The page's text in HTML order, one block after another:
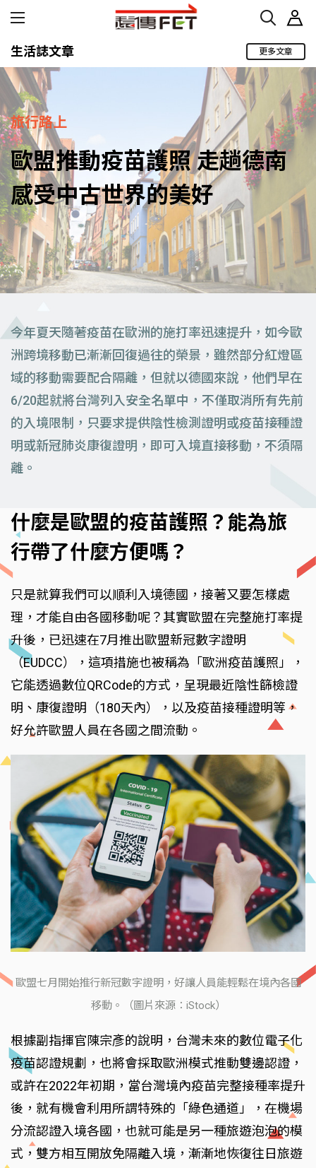
生活誌文章 更多文章
旅行路上
歐盟推動疫苗護照 走趟德南
感受中古世界的美好
今年夏天隨著疫苗在歐洲的施打率迅速提升，如今歐
洲跨境移動已漸漸回復過往的榮景，雖然部分紅燈區
域的移動需要配合隔離，但就以德國來說，他們早在
6/20起就將台灣列入安全名單中，不僅取消所有先前
的入境限制，只要求提供陰性檢測證明或疫苗接種證
明或新冠肺炎康復證明，即可入境直接移動，不須隔
離。
什麼是歐盟的疫苗護照？能為旅
行帶了什麼方便嗎？
只是就算我們可以順利入境德國，接著又要怎樣處
理，才能自由各國移動呢？其實歐盟在完整施打率提
升後，已迅速在7月推出歐盟新冠數字證明
（EUDCC），這項措施也被稱為「歐洲疫苗護照」，
它能透過數位QRCode的方式，呈現最近陰性篩檢證
明、康復證明（180天內），以及疫苗接種證明等，
好允許歐盟人員在各國之間流動。
歐盟七月開始推行新冠數字證明，好讓人員能輕鬆在境內各國
移動。（圖片來源：iStock）
根據副指揮官陳宗彥的說明，台灣未來的數位電子化
疫苗認證規劃，也將會採取歐洲模式推動雙邊認證，
或許在2022年初期，當台灣境內疫苗完整接種率提升
後，就有機會利用所謂特殊的「綠色通道」，在機場
分流認證入境各國，也就可能是另一種旅遊泡泡的模
式，雙方相互開放免隔離入境，漸漸地恢復往日旅遊